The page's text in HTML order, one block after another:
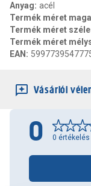
Anyag: acél
Termék méret
Termék méret
Termék méret
EAN :
Vásárlói
0 0 értékelés